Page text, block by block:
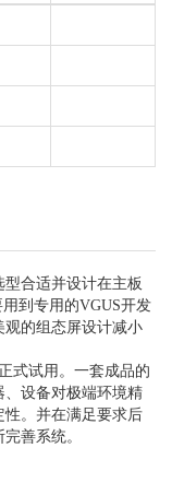
合适并设计在主板
到专用的VGUS开发
的组态屏设计减小
式试用。一套成品的
、设备对极端环境精
。并在满足要求后
善系统。